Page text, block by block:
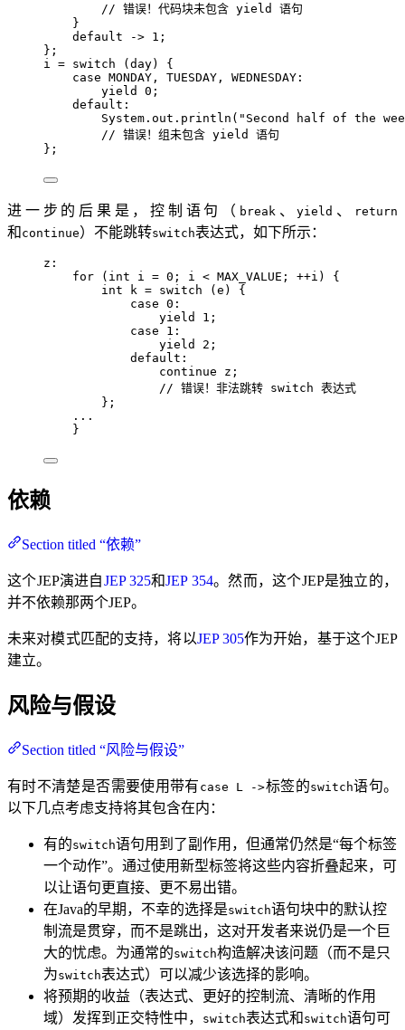
// 错误！代码块未包含 yield 语句
}
default
-> 1 ;
};
i = switch (day) {
case MONDAY, TUESDAY, WEDNESDAY :
yield
0 ;
default:
System . out . println ( " Second half of the
// 错误！组未包含 yield 语句
};
进一步的后果是，控制语句（ break 、yield 、 return
和 continue）不能跳转switch表达式，如下所示：
z :
for ( int i = 0 ; i < MAX_VALUE; ++i) {
int
k = switch (e) {
case 0 :
yield
1 ;
case
1 :
yield
2 ;
default:
continue z;
// 错误！非法跳转 switch 表达式
};
...
}
依赖
Section titled “依赖”
这个JEP演进自JEP 325和JEP 354。然而，这个JEP是独立的，
并不依赖那两个JEP。
未来对模式匹配的支持，将以JEP 305作为开始，基于这个JEP
建立。
风险与假设
Section titled “风险与假设”
有时不清楚是否需要使用带有 case L ->标签的switch语句。
以下几点考虑支持将其包含在内：
有的switch语句用到了副作用，但通常仍然是“每个标签
一个动作”。通过使用新型标签将这些内容折叠起来，可
以让语句更直接、更不易出错。
在Java的早期，不幸的选择是switch语句块中的默认控
制流是贯穿，而不是跳出，这对开发者来说仍是一个巨
大的忧虑。为通常的switch构造解决该问题（而不是只
为switch表达式）可以减少该选择的影响。
将预期的收益（表达式、更好的控制流、清晰的作用
域）发挥到正交特性中，
switch表达式和 switch语句可